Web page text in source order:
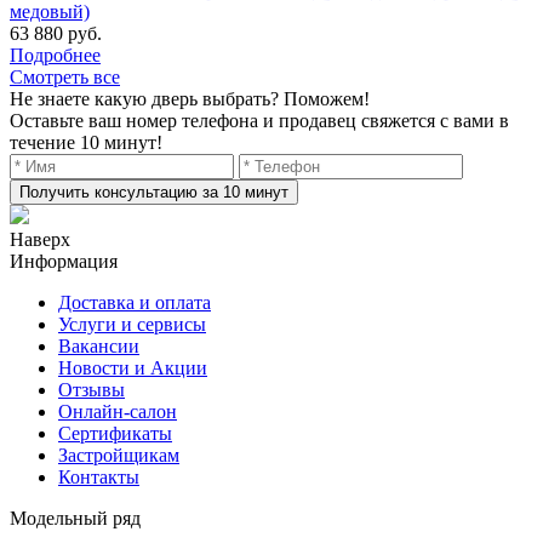
медовый)
63 880 руб.
Подробнее
Смотреть все
Не знаете какую дверь выбрать? Поможем!
Оставьте ваш номер телефона и продавец свяжется с вами в
течение 10 минут!
Получить консультацию за 10 минут
Наверх
Информация
Доставка и оплата
Услуги и сервисы
Вакансии
Новости и Акции
Отзывы
Онлайн-салон
Сертификаты
Застройщикам
Контакты
Модельный ряд